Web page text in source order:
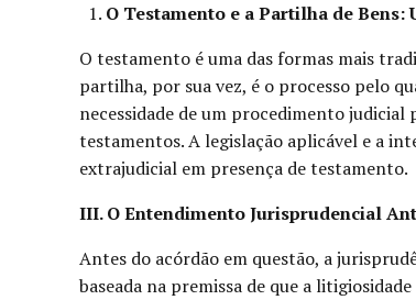
O Testamento e a Partilha de Bens:
O testamento é uma das formas mais
partilha, por sua vez, é o processo pelo
necessidade de um procedimento
testamentos. A legislação aplicável e a
extrajudicial em presença de testamento.
III. O Entendimento Jurisprudencial
Antes do acórdão em questão, a
baseada na premissa de que a